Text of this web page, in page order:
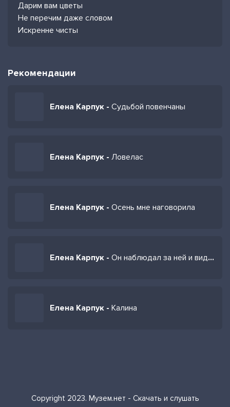
Дарим вам цветы
Не перечим даже словом
Искренне чисты
Рекомендации
Елена Карпук - Судьбой повенчаны
Елена Карпук - Ловелас
Елена Карпук - Осень мне наговорила
Елена Карпук - Он наблюдал за ней и видел все
Елена Карпук - Калина
Copyright 2023. Музем.нет - Скачать и слушать